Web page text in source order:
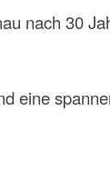
nach 30
eine